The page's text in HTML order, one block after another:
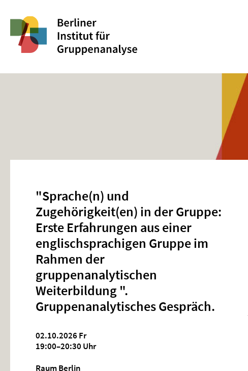
"Sprache(n) und
Zugehörigkeit(en) in der Gruppe:
Erste Erfahrungen aus einer
englischsprachigen Gruppe im
Rahmen der
gruppenanalytischen
Weiterbildung ".
Gruppenanalytisches Gespräch.
02.10.2026 Fr
19:00–20:30 Uhr
Raum Berlin